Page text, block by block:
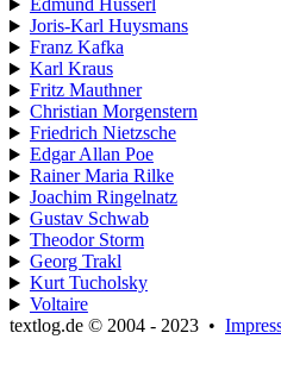
Edmund Husserl
Joris-Karl Huysmans
Franz Kafka
Karl Kraus
Fritz Mauthner
Christian Morgenstern
Friedrich Nietzsche
Edgar Allan Poe
Rainer Maria Rilke
Joachim Ringelnatz
Gustav Schwab
Theodor Storm
Georg Trakl
Kurt Tucholsky
Voltaire
textlog.de © 2004 - 2023 •